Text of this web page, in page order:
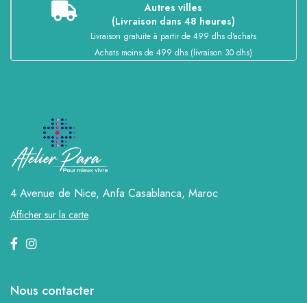
Autres villes
(Livraison dans 48 heures)
Livraison gratuite à partir de 499 dhs d'achats
Achats moins de 499 dhs (livraison 30 dhs)
4 Avenue de Nice, Anfa Casablanca, Maroc
Afficher sur la carte
Nous contacter